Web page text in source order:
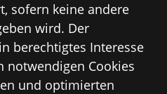
sofern keine andere
wird. Der
berechtigtes Interesse
notwendigen Cookies
und optimierten